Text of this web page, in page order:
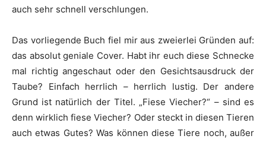
auch sehr schnell verschlungen.
Das vorliegende Buch fiel mir aus zweierlei Gründen auf:
das absolut geniale Cover. Habt ihr euch diese Schnecke
mal richtig angeschaut oder den Gesichtsausdruck der
Taube? Einfach herrlich – herrlich lustig. Der andere
Grund ist natürlich der Titel. „Fiese Viecher?“ – sind es
denn wirklich fiese Viecher? Oder steckt in diesen Tieren
auch etwas Gutes? Was können diese Tiere noch, außer